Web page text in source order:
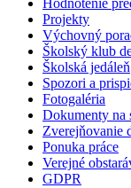
Hodnotenie
Projekty
Výchovný
Školský klub
Školská jedáleň
Spozori a
Fotogaléria
Dokumenty na
Zverejňovanie
Ponuka práce
Verejné
GDPR